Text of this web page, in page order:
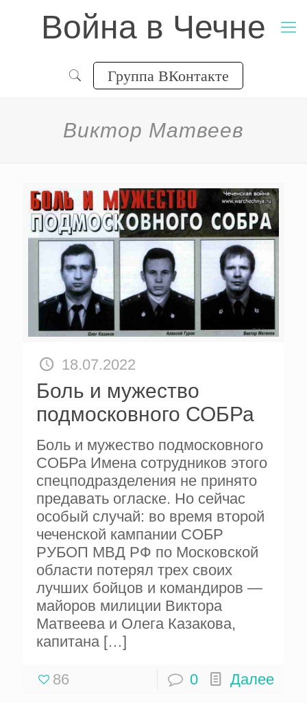
Война в Чечне
Группа ВКонтакте
Виктор Матвеев
18.07.2022
Боль и мужество
подмосковного СОБРа
Боль и мужество подмосковного
СОБРа Имена сотрудников этого
спецподразделения не принято
предавать огласке. Но сейчас
особый случай: во время второй
чеченской кампании СОБР
РУБОП МВД РФ по Московской
области потерял трех своих
лучших бой­цов и командиров —
майоров ми­лиции Виктора
Матвеева и Олега Казакова,
капитана […]
86 0 Далее